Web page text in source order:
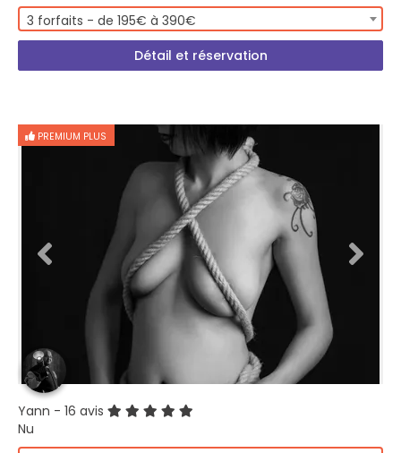
3 forfaits - de 195€ à 390€
Détail et réservation
PREMIUM PLUS
Yann - 16 avis
Nu